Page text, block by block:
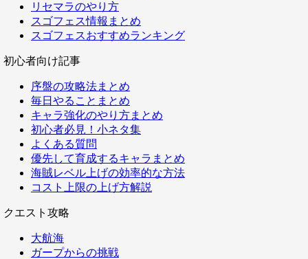
リセマラのやり方
スゴフェス情報まとめ
スゴフェスおすすめランキング
初心者向け記事
序盤の攻略法まとめ
毎日やることまとめ
キャラ強化のやり方まとめ
初心者必見！小ネタ集
よくある質問
優先して育成するキャラまとめ
海賊レベル上げの効率的な方法
コスト上限の上げ方解説
クエスト攻略
大航海
ガープからの挑戦